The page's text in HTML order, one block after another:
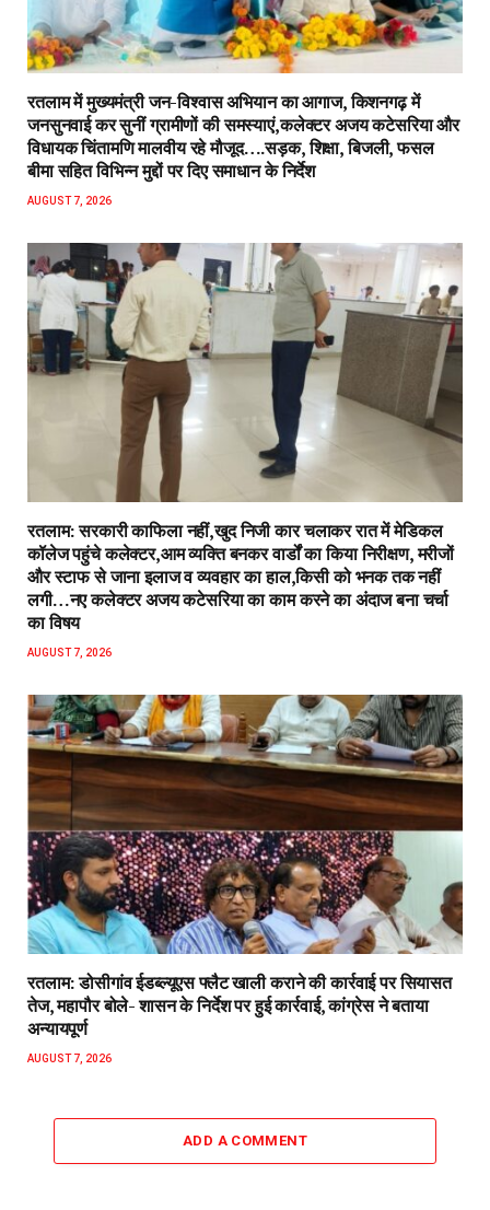
रतलाम में मुख्यमंत्री जन-विश्वास अभियान का आगाज, किशनगढ़ में
जनसुनवाई कर सुनीं ग्रामीणों की समस्याएं,कलेक्टर अजय कटेसरिया और
विधायक चिंतामणि मालवीय रहे मौजूद….सड़क, शिक्षा, बिजली, फसल
बीमा सहित विभिन्न मुद्दों पर दिए समाधान के निर्देश
AUGUST 7, 2026
रतलाम: सरकारी काफिला नहीं,खुद निजी कार चलाकर रात में मेडिकल
कॉलेज पहुंचे कलेक्टर,आम व्यक्ति बनकर वार्डों का किया निरीक्षण, मरीजों
और स्टाफ से जाना इलाज व व्यवहार का हाल,किसी को भनक तक नहीं
लगी…नए कलेक्टर अजय कटेसरिया का काम करने का अंदाज बना चर्चा
का विषय
AUGUST 7, 2026
रतलाम: डोसीगांव ईडब्ल्यूएस फ्लैट खाली कराने की कार्रवाई पर सियासत
तेज, महापौर बोले- शासन के निर्देश पर हुई कार्रवाई, कांग्रेस ने बताया
अन्यायपूर्ण
AUGUST 7, 2026
ADD A COMMENT